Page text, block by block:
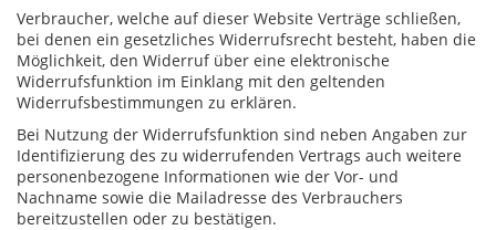
Verbraucher, welche auf dieser Website Verträge schließen,
bei denen ein gesetzliches Widerrufsrecht besteht, haben die
Möglichkeit, den Widerruf über eine elektronische
Widerrufsfunktion im Einklang mit den geltenden
Widerrufsbestimmungen zu erklären.
Bei Nutzung der Widerrufsfunktion sind neben Angaben zur
Identifizierung des zu widerrufenden Vertrags auch weitere
personenbezogene Informationen wie der Vor- und
Nachname sowie die Mailadresse des Verbrauchers
bereitzustellen oder zu bestätigen.